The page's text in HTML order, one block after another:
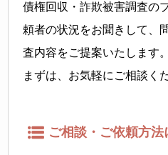
債権回収・詐欺被害調査の
頼者の状況をお聞きして、
査内容をご提案いたします。
まずは、お気軽にご相談く
ご相談・ご依頼方法